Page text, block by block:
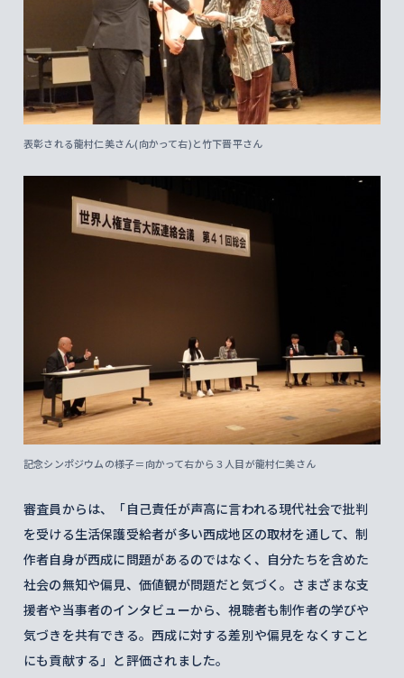
表彰される龍村仁美さん(向かって右)と竹下晋平さん
記念シンポジウムの様子＝向かって右から３人目が龍村仁美さん
審査員からは、「自己責任が声高に言われる現代社会で批判
を受ける生活保護受給者が多い西成地区の取材を通して、制
作者自身が西成に問題があるのではなく、自分たちを含めた
社会の無知や偏見、価値観が問題だと気づく。さまざまな支
援者や当事者のインタビューから、視聴者も制作者の学びや
気づきを共有できる。西成に対する差別や偏見をなくすこと
にも貢献する」と評価されました。